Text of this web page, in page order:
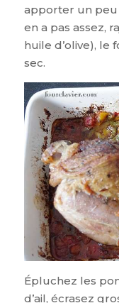
apporter un peu
en a pas assez,
huile d’olive), le
sec.
Épluchez les
d’ail, écrasez